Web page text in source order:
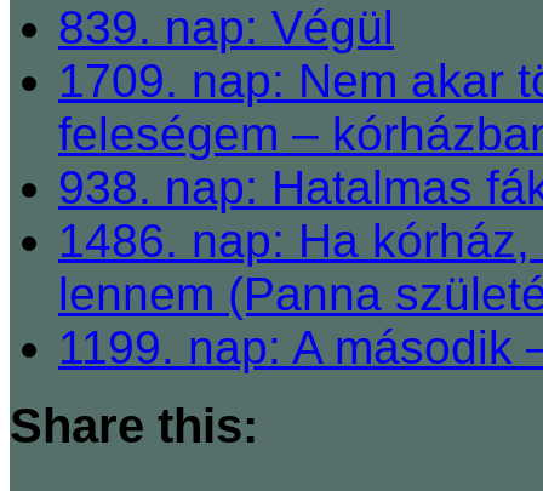
839. nap: Végül
1709. nap: Nem akar
feleségem –
938. nap: Hatalmas
1486. nap: Ha
lennem (Panna
1199. nap: A második
Share this: